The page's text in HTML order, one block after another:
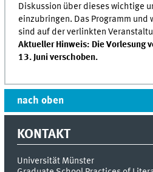
Diskussion über dieses wichtige
einzubringen. Das Programm und
sind auf der verlinkten
Aktueller Hinweis: Die Vorlesung
13. Juni verschoben.
nach oben
KONTAKT
Universität Münster